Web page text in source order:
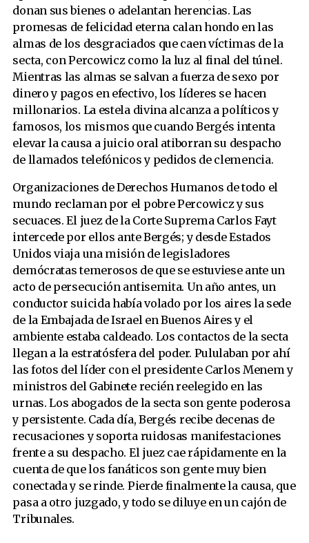
donan sus bienes o adelantan herencias. Las
promesas de felicidad eterna calan hondo en las
almas de los desgraciados que caen víctimas de la
secta, con Percowicz como la luz al final del túnel.
Mientras las almas se salvan a fuerza de sexo por
dinero y pagos en efectivo, los líderes se hacen
millonarios. La estela divina alcanza a políticos y
famosos, los mismos que cuando Bergés intenta
elevar la causa a juicio oral atiborran su despacho
de llamados telefónicos y pedidos de clemencia.
Organizaciones de Derechos Humanos de todo el
mundo reclaman por el pobre Percowicz y sus
secuaces. El juez de la Corte Suprema Carlos Fayt
intercede por ellos ante Bergés; y desde Estados
Unidos viaja una misión de legisladores
demócratas temerosos de que se estuviese ante un
acto de persecución antisemita. Un año antes, un
conductor suicida había volado por los aires la sede
de la Embajada de Israel en Buenos Aires y el
ambiente estaba caldeado. Los contactos de la secta
llegan a la estratósfera del poder. Pululaban por ahí
las fotos del líder con el presidente Carlos Menem y
ministros del Gabinete recién reelegido en las
urnas. Los abogados de la secta son gente poderosa
y persistente. Cada día, Bergés recibe decenas de
recusaciones y soporta ruidosas manifestaciones
frente a su despacho. El juez cae rápidamente en la
cuenta de que los fanáticos son gente muy bien
conectada y se rinde. Pierde finalmente la causa, que
pasa a otro juzgado, y todo se diluye en un cajón de
Tribunales.